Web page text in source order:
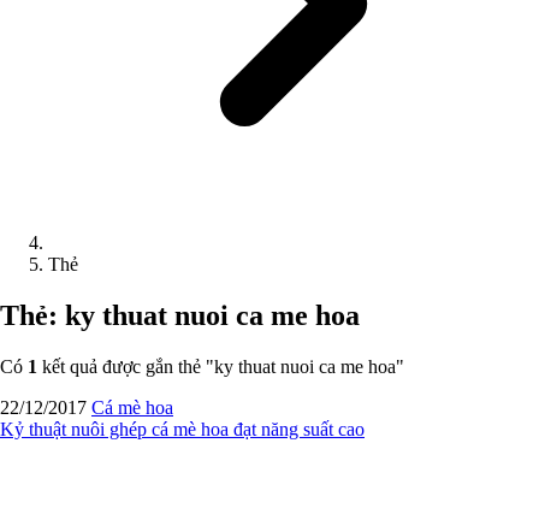
Thẻ
Thẻ: ky thuat nuoi ca me hoa
Có 1 kết quả được gắn thẻ "ky thuat nuoi ca me hoa"
22/12/2017 Cá mè hoa
Kỷ thuật nuôi ghép cá mè hoa đạt năng suất cao